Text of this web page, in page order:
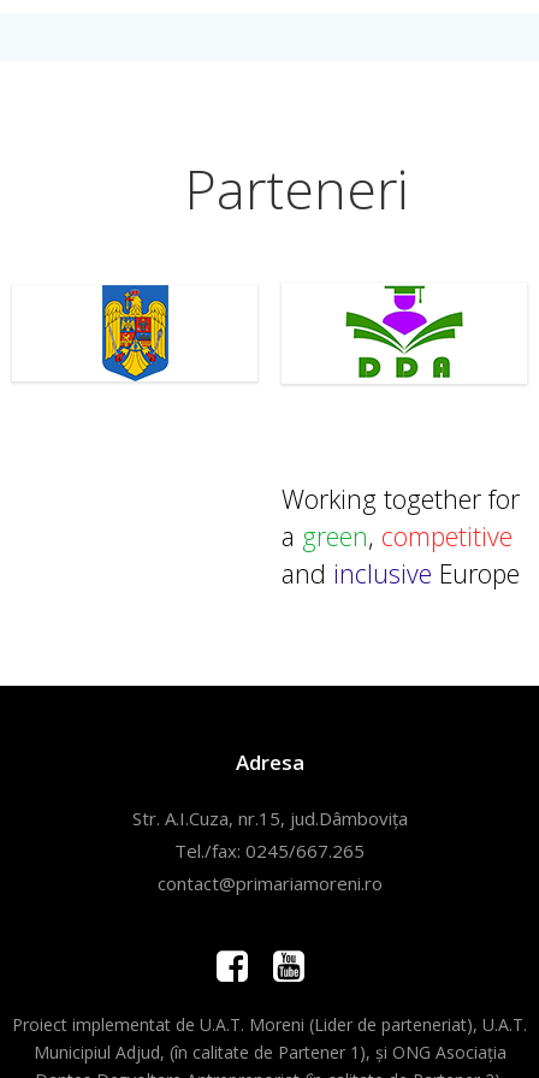
Parteneri
Working together for
a green, competitive
and inclusive Europe
Adresa
Str. A.I.Cuza, nr.15, jud.Dâmbovița
Tel./fax: 0245/667.265
contact@primariamoreni.ro
Proiect implementat de U.A.T. Moreni (Lider de parteneriat), U.A.T.
Municipiul Adjud, (în calitate de Partener 1), și ONG Asociația